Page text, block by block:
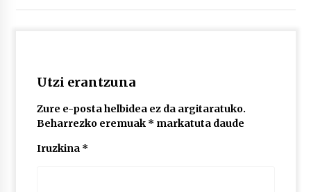
Utzi erantzuna
Zure e-posta helbidea ez da argitaratuko.
Beharrezko eremuak * markatuta daude
Iruzkina *